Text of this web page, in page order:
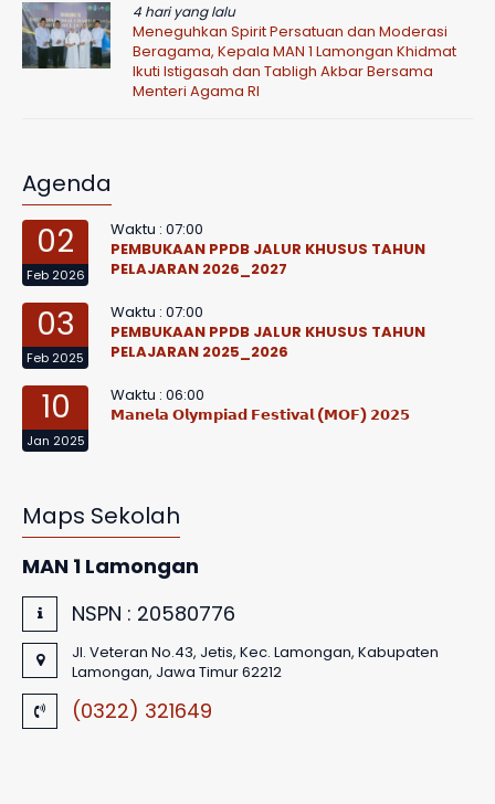
4 hari yang lalu
Meneguhkan Spirit Persatuan dan Moderasi
Beragama, Kepala MAN 1 Lamongan Khidmat
Ikuti Istigasah dan Tabligh Akbar Bersama
Menteri Agama RI
Agenda
02
Feb 2026
Waktu : 07:00
PEMBUKAAN PPDB JALUR KHUSUS TAHUN
PELAJARAN 2026_2027
03
Feb 2025
Waktu : 07:00
PEMBUKAAN PPDB JALUR KHUSUS TAHUN
PELAJARAN 2025_2026
10
Jan 2025
Waktu : 06:00
𝗠𝗮𝗻𝗲𝗹𝗮 𝗢𝗹𝘆𝗺𝗽𝗶𝗮𝗱 𝗙𝗲𝘀𝘁𝗶𝘃𝗮𝗹 (𝗠𝗢𝗙) 𝟮𝟬𝟮𝟱
Maps Sekolah
MAN 1 Lamongan
NSPN : 20580776
Jl. Veteran No.43, Jetis, Kec. Lamongan, Kabupaten
Lamongan, Jawa Timur 62212
(0322) 321649